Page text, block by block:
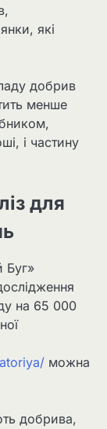
які
добрив
менше
і частину
для
Буг»
на 65 000
можна
добрива,